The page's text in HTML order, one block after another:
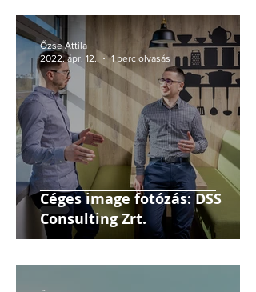
Céges image fotózás: DSS
Consulting Zrt.
Őzse Attila
2022. ápr. 12.
1 perc olvasás